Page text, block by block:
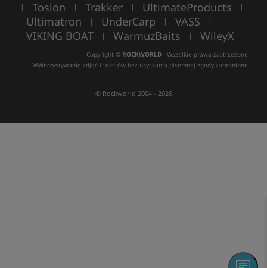
| Toslon | Trakker | UltimateProducts |
Ultimatron | UnderCarp | VASS |
VIKING BOAT | WarmuzBaits | WileyX
Copyright © ROCKWORLD - Wszelkie prawa zastrzeżone.
Wykorzystywanie zdjęć i tekstów bez uzyskania pisemnej zgody zabronione.
© Rockworld 2004 - 2026